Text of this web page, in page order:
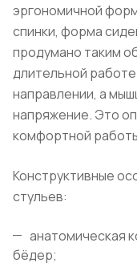
эргономичной
спинки, форма
продумано таким
длительной
направлении, а
напряжение. Это
комфортной
Конструктивные
стульев:
анатомическая
бёдер;